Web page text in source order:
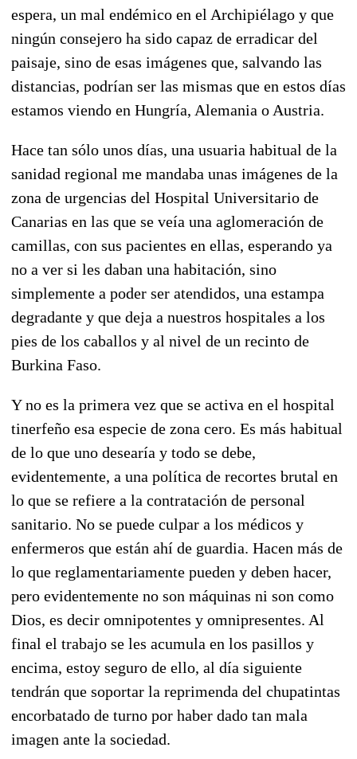
espera, un mal endémico en el Archipiélago y que
ningún consejero ha sido capaz de erradicar del
paisaje, sino de esas imágenes que, salvando las
distancias, podrían ser las mismas que en estos días
estamos viendo en Hungría, Alemania o Austria.
Hace tan sólo unos días, una usuaria habitual de la
sanidad regional me mandaba unas imágenes de la
zona de urgencias del Hospital Universitario de
Canarias en las que se veía una aglomeración de
camillas, con sus pacientes en ellas, esperando ya
no a ver si les daban una habitación, sino
simplemente a poder ser atendidos, una estampa
degradante y que deja a nuestros hospitales a los
pies de los caballos y al nivel de un recinto de
Burkina Faso.
Y no es la primera vez que se activa en el hospital
tinerfeño esa especie de zona cero. Es más habitual
de lo que uno desearía y todo se debe,
evidentemente, a una política de recortes brutal en
lo que se refiere a la contratación de personal
sanitario. No se puede culpar a los médicos y
enfermeros que están ahí de guardia. Hacen más de
lo que reglamentariamente pueden y deben hacer,
pero evidentemente no son máquinas ni son como
Dios, es decir omnipotentes y omnipresentes. Al
final el trabajo se les acumula en los pasillos y
encima, estoy seguro de ello, al día siguiente
tendrán que soportar la reprimenda del chupatintas
encorbatado de turno por haber dado tan mala
imagen ante la sociedad.